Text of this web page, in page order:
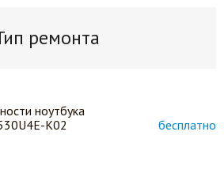
ремонта
ноутбука
K02
бесплатно